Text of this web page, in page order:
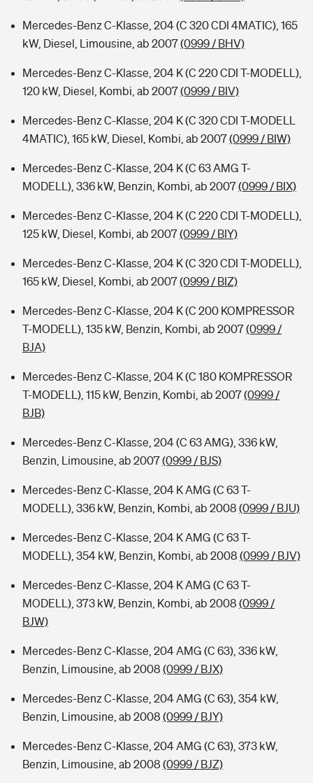
Mercedes-Benz C-Klasse, 204 (C 320 CDI 4MATIC), 165
kW, Diesel, Limousine, ab 2007(0999 / BHV)
Mercedes-Benz C-Klasse, 204 K (C 220 CDI T-MODELL),
120 kW, Diesel, Kombi, ab 2007(0999 / BIV)
Mercedes-Benz C-Klasse, 204 K (C 320 CDI T-MODELL
4MATIC), 165 kW, Diesel, Kombi, ab 2007(0999 / BIW)
Mercedes-Benz C-Klasse, 204 K (C 63 AMG T-
MODELL), 336 kW, Benzin, Kombi, ab 2007(0999 / BIX)
Mercedes-Benz C-Klasse, 204 K (C 220 CDI T-MODELL),
125 kW, Diesel, Kombi, ab 2007(0999 / BIY)
Mercedes-Benz C-Klasse, 204 K (C 320 CDI T-MODELL),
165 kW, Diesel, Kombi, ab 2007(0999 / BIZ)
Mercedes-Benz C-Klasse, 204 K (C 200 KOMPRESSOR
T-MODELL), 135 kW, Benzin, Kombi, ab 2007(0999 /
BJA)
Mercedes-Benz C-Klasse, 204 K (C 180 KOMPRESSOR
T-MODELL), 115 kW, Benzin, Kombi, ab 2007(0999 /
BJB)
Mercedes-Benz C-Klasse, 204 (C 63 AMG), 336 kW,
Benzin, Limousine, ab 2007(0999 / BJS)
Mercedes-Benz C-Klasse, 204 K AMG (C 63 T-
MODELL), 336 kW, Benzin, Kombi, ab 2008 (0999 / BJU)
Mercedes-Benz C-Klasse, 204 K AMG (C 63 T-
MODELL), 354 kW, Benzin, Kombi, ab 2008 (0999 / BJV)
Mercedes-Benz C-Klasse, 204 K AMG (C 63 T-
MODELL), 373 kW, Benzin, Kombi, ab 2008 (0999 /
BJW)
Mercedes-Benz C-Klasse, 204 AMG (C 63), 336 kW,
Benzin, Limousine, ab 2008 (0999 / BJX)
Mercedes-Benz C-Klasse, 204 AMG (C 63), 354 kW,
Benzin, Limousine, ab 2008 (0999 / BJY)
Mercedes-Benz C-Klasse, 204 AMG (C 63), 373 kW,
Benzin, Limousine, ab 2008 (0999 / BJZ)